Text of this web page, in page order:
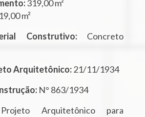
319,00 m²
m²
Construtivo:Concreto
Arquitetônico:21/11/1934
N° 863/1934
Arquitetônico para